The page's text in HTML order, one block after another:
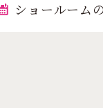
ショールーム